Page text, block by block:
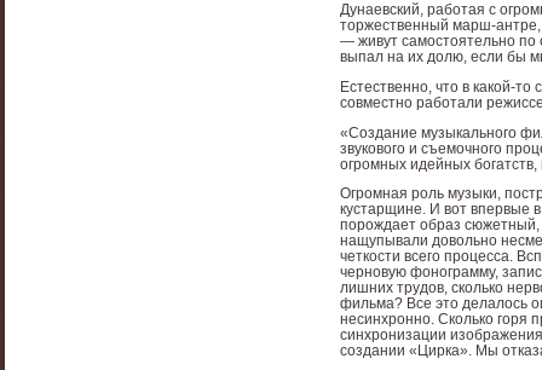
Дунаевский, работая с
торжественный марш-
— живут самостоятельно по
выпал на их долю, если бы
Естественно, что в какой-
совместно работали
«Создание музыкального
звукового и съемочного
огромных идейных
Огромная роль музыки,
кустарщине. И вот впервые
порождает образ сюжетный,
нащупывали довольно
четкости всего процесса.
черновую фонограмму,
лишних трудов, сколько
фильма? Все это делалось
несинхронно. Сколько горя
синхронизации
создании «Цирка». Мы